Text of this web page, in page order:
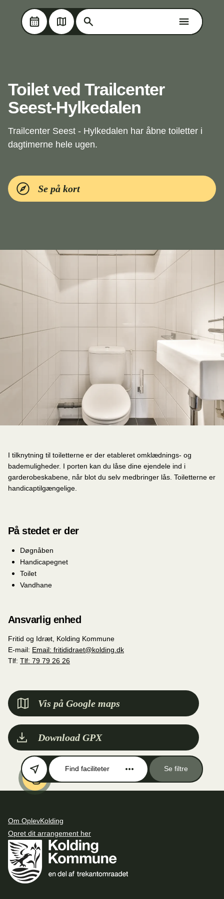
Skip til hovedindholdet
Søg på Oplev Kolding
Søg på Oplev Kolding
Toilet ved Trailcenter
Seest-Hylkedalen
Trailcenter Seest - Hylkedalen har åbne toiletter i
dagtimerne hele ugen.
Se på kort
I tilknytning til toiletterne er der etableret omklædnings- og
bademuligheder. I porten kan du låse dine ejendele ind i
garderobeskabene, når blot du selv medbringer lås. Toiletterne er
handicaptilgængelige.
På stedet er der
Døgnåben
Handicapegnet
Toilet
Vandhane
Ansvarlig enhed
Fritid og Idræt, Kolding Kommune
E-mail: Email: fritididraet@kolding.dk
Tlf: Tlf: 79 79 26 26
Vis på Google maps
Download GPX
Find faciliteter Se filtre
Om OplevKolding
Opret dit arrangement her